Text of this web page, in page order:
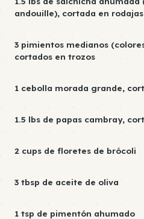
andouille), cortada en
3 pimientos medianos
cortados en trozos
1 cebolla morada grande,
1.5 lbs de papas cambray,
2 cups de floretes de brócoli
3 tbsp de aceite de oliva
1 tsp de pimentón ahumado